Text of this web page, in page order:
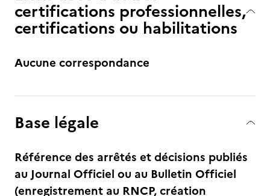
certifications professionnelles,
certifications ou habilitations
Aucune correspondance
Base légale
Référence des arrêtés et décisions publiés
au Journal Officiel ou au Bulletin Officiel
(enregistrement au RNCP, création